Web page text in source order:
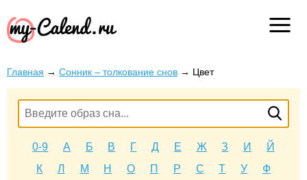
Главная → Сонник – толкование снов → Цвет
0-9 А Б В Г Д Е Ж З И
Й
К
Л М Н О П Р С Т У
Ф